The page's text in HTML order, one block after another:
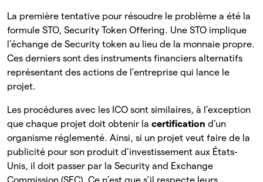
La première tentative pour résoudre le problème a été la
formule STO, Security Token Offering. Une STO implique
l’échange de Security token au lieu de la monnaie propre.
Ces derniers sont des instruments financiers alternatifs
représentant des actions de l’entreprise qui lance le
projet.
Les procédures avec les ICO sont similaires, à l’exception
que chaque projet doit obtenir la certification d’un
organisme réglementé. Ainsi, si un projet veut faire de la
publicité pour son produit d’investissement aux États-
Unis, il doit passer par la Security and Exchange